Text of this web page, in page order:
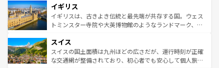
香り高いラベンダー畑など、多彩な楽しみ方が可能だ。さ
らに、パリ以外の地域にも魅力が溢れており、どの街角に
も豊かな歴史と文化が息づいている。パリ以外の個性あふ
を参照してほしい。
顔を持つこの国は、どこを歩いても飽きることがない。ベ
ルリンの文化的活気、バイエルン州のアルプスの絶景、そ
してライン川沿いのワイン畑といった風景は必見。ビール
は、お酒好きな人にはぜひ体験してほしい。 なお、新着の
ドイツ情報はコンテンツ一覧を参照してほしい。
イギリス
イギリスは、古きよき伝統と最先端が共存する国。ウェス
トミンスター寺院や大英博物館のようなランドマーク、歴
リアごとに異なる魅力がある。また、優雅なアフタヌーン
ティー、ビール好きにはたまらない英国パブ、サッカー観
戦など、本場だからこそできる体験も豊富。イギリスを旅
スイス
スイスの国土面積は九州ほどの広さだが、運行時刻が正確
な交通網が整備されており、初心者でも安心して個人旅行